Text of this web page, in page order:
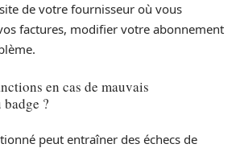
de votre fournisseur où vous
factures, modifier votre abonnement
en cas de mauvais
?
peut entraîner des échecs de